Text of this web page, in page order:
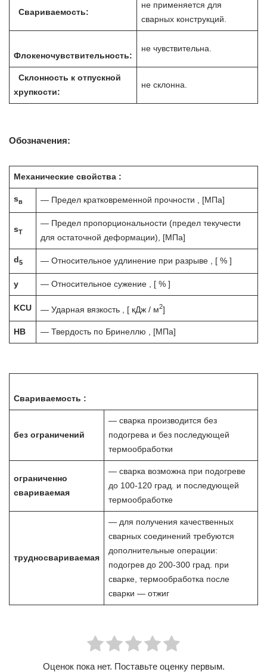
Свариваемость:
не применяется для
сварных конструкций.
Флокеночувствительность:
не чувствительна.
Склонность к отпускной
хрупкости:
не склонна.
Обозначения:
Механические свойства :
sв — Предел кратковременной прочности , [МПа]
sT
— Предел пропорциональности (предел текучести
для остаточной деформации), [МПа]
d 5 — Относительное удлинение при разрыве , [ % ]
y — Относительное сужение , [ % ]
KCU — Ударная вязкость , [ кДж / м2]
HB — Твердость по Бринеллю , [МПа]
Свариваемость :
без ограничений
— сварка производится без
подогрева и без последующей
термообработки
ограниченно
свариваемая
— сварка возможна при подогреве
до 100-120 град. и последующей
термообработке
трудносвариваемая
— для получения качественных
сварных соединений требуются
дополнительные операции:
подогрев до 200-300 град. при
сварке, термообработка после
сварки — отжиг
Оценок пока нет. Поставьте оценку первым.